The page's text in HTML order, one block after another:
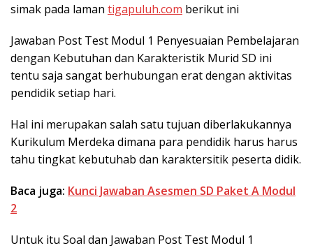
simak pada laman tigapuluh.com berikut ini
Jawaban Post Test Modul 1 Penyesuaian Pembelajaran
dengan Kebutuhan dan Karakteristik Murid SD ini
tentu saja sangat berhubungan erat dengan aktivitas
pendidik setiap hari.
Hal ini merupakan salah satu tujuan diberlakukannya
Kurikulum Merdeka dimana para pendidik harus harus
tahu tingkat kebutuhab dan karaktersitik peserta didik.
Baca juga: Kunci Jawaban Asesmen SD Paket A Modul
2
Untuk itu Soal dan Jawaban Post Test Modul 1